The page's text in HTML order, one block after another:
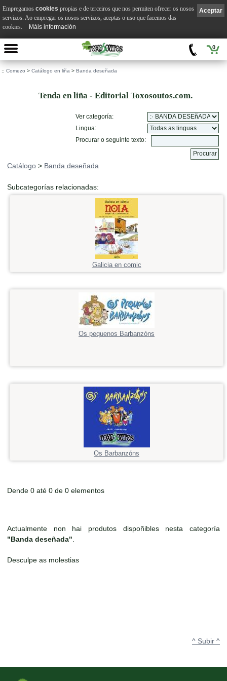
0
:: Comezo > Catálogo en liña > Banda deseñada
Tenda en liña - Editorial Toxosoutos.com.
Ver categoría:
Lingua:
Procurar o seguinte texto:
Catálogo > Banda deseñada
Subcategorías relacionadas:
Galicia en comic
Os pequenos Barbanzóns
Os Barbanzóns
Dende 0 até 0 de 0 elementos
Actualmente non hai produtos dispoñibles nesta categoría
"Banda deseñada"
Desculpe as molestias
^ Subir ^
Aceptar
Empregamos cookies propias e de terceiros que nos permiten ofrecer os nosos
servizos. Ao empregar os nosos servizos, aceptas o uso que facemos das
cookies.
Máis información